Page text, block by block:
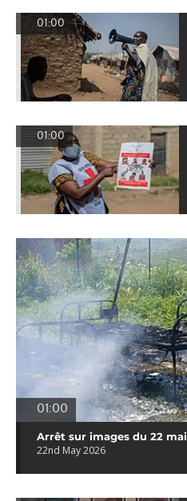
01:00
01:00
01:00
Arrêt sur images du 22
22nd May 2026